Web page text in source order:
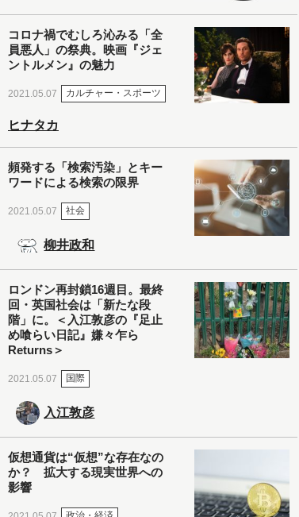
コロナ禍でむしろ沁みる「全
員悪人」の祭典。映画『ジェ
ントルメン』の魅力
2021.05.07 カルチャー・スポーツ
ヒナタカ
頻発する「検索汚染」とキー
ワードによる検索の限界
2021.05.07 社会
柳井政和
ロンドン再封鎖16週目。最終
回・英国社会は「新たな段
階」に。＜入江敦彦の『足止
め喰らい日記』嫌々乍ら
Returns＞
2021.05.07 国際
入江敦彦
仮想通貨は“仮想”な存在なの
か？ 拡大する現実世界への
影響